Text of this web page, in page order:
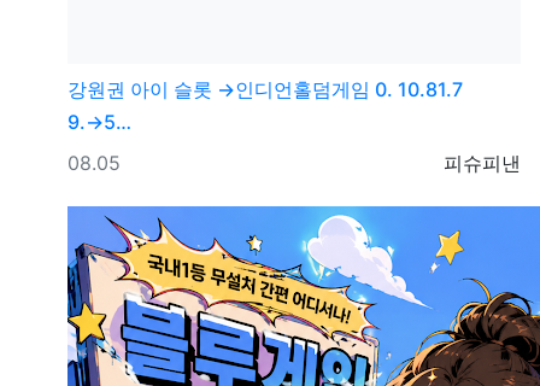
강원권 아이 슬롯 →인디언홀덤게임 0. 10.81.7
9.→5…
등록자
피슈피낸
등록일
08.05